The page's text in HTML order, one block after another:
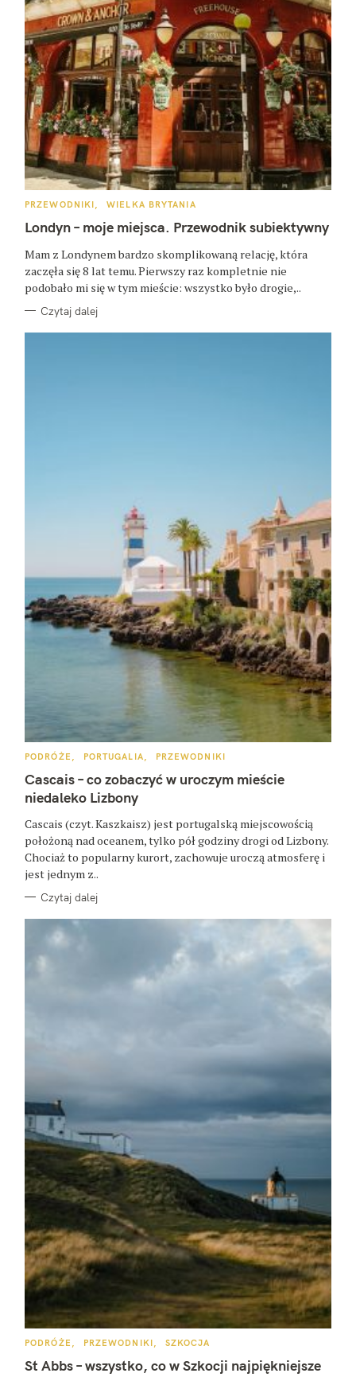
K
T
E
O
R
I
PRZEWODNIKI WIELKA BRYTANIA
Londyn – moje miejsca. Przewodnik subiektywny
Mam z Londynem bardzo skomplikowaną relację, która
zaczęła się 8 lat temu. Pierwszy raz kompletnie nie
podobało mi się w tym mieście: wszystko było drogie,..
Czytaj dalej
K
T
E
G
O
I
E
PODRÓŻE PORTUGALIA PRZEWODNIKI
Cascais – co zobaczyć w uroczym mieście
niedaleko Lizbony
Cascais (czyt. Kaszkaisz) jest portugalską miejscowością
położoną nad oceanem, tylko pół godziny drogi od Lizbony.
Chociaż to popularny kurort, zachowuje uroczą atmosferę i
jest jednym z..
Czytaj dalej
K
T
E
PODRÓŻE PRZEWODNIKI SZKOCJA
St Abbs – wszystko, co w Szkocji najpiękniejsze